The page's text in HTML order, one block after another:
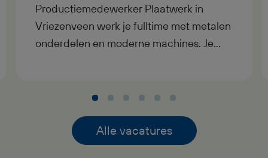
Productiemedewerker Plaatwerk in
Vriezenveen werk je fulltime met metalen
onderdelen en moderne machines. Je
reiskostenvergoeding en krijgt volop
ontwikkelen. In de functie van
Productiemedewerker Plaatwerk ben je
Alle vacatures